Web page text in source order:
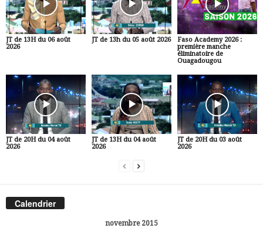
JT de 13H du 06 août
2026
JT de 13h du 05 août 2026
Faso Academy 2026 :
première manche
éliminatoire de
Ouagadougou
JT de 20H du 04 août
2026
JT de 13H du 04 août
2026
JT de 20H du 03 août
2026
Calendrier
novembre 2015